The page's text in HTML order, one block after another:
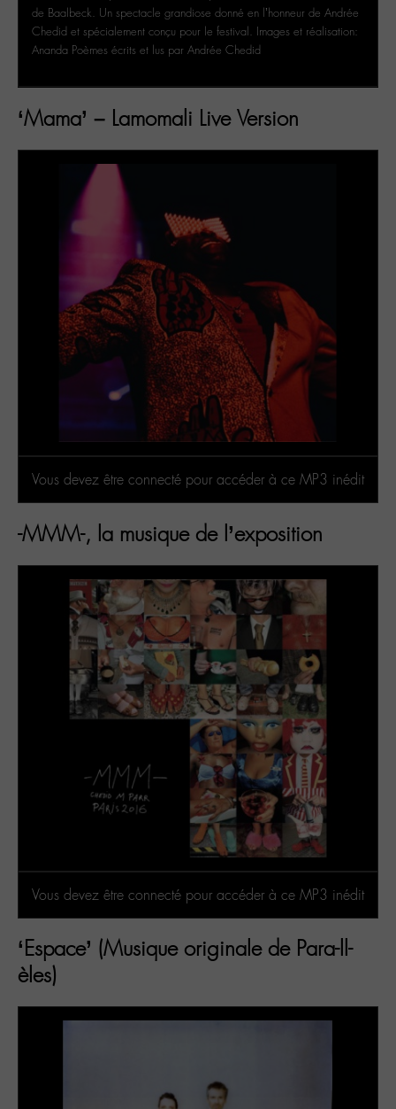
de Baalbeck. Un spectacle grandiose donné en l’honneur de Andrée
Chedid et spécialement conçu pour le festival. Images et réalisation:
Ananda Poèmes écrits et lus par Andrée Chedid
‘Mama’ – Lamomali Live Version
Vous devez être connecté pour accéder à ce MP3 inédit
-MMM-, la musique de l’exposition
Vous devez être connecté pour accéder à ce MP3 inédit
‘Espace’ (Musique originale de Para-ll-
èles)